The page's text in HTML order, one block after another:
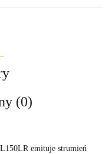
(0)
emituje strumień